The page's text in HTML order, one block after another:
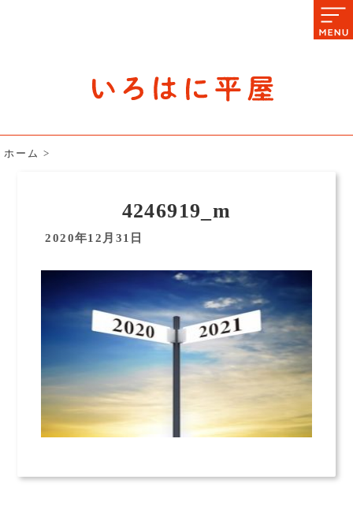
ホーム >
4246919_m
2020年12月31日